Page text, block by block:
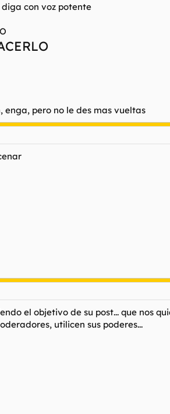
con voz potente
enga, pero no le des mas vueltas
el objetivo de su post... que nos
utilicen sus poderes...